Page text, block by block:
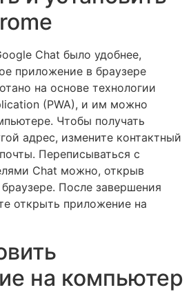
Chat было удобнее,
приложение в браузере
на основе технологии
(PWA), и им можно
Чтобы получать
адрес, измените контактный
Переписываться с
Chat можно, открыв
После завершения
открыть приложение на
на компьютер